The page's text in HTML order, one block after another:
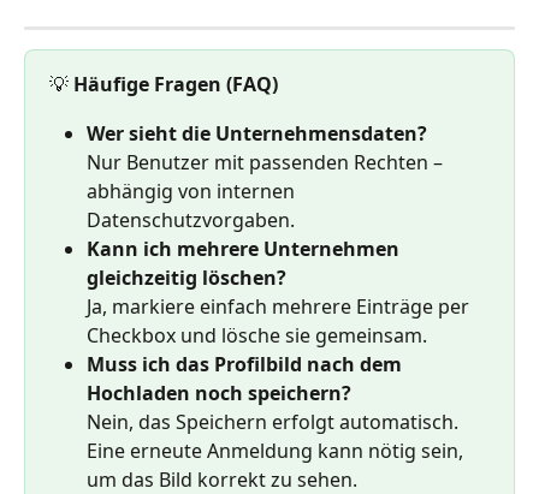
💡 Häufige Fragen (FAQ)
Wer sieht die Unternehmensdaten?
Nur Benutzer mit passenden Rechten –
abhängig von internen
Datenschutzvorgaben.
Kann ich mehrere Unternehmen
gleichzeitig löschen?
Ja, markiere einfach mehrere Einträge per
Checkbox und lösche sie gemeinsam.
Muss ich das Profilbild nach dem
Hochladen noch speichern?
Nein, das Speichern erfolgt automatisch.
Eine erneute Anmeldung kann nötig sein,
um das Bild korrekt zu sehen.